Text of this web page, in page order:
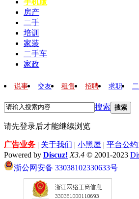
房产
二手
培训
家装
二手车
家政
说事 交友 租售 招聘 求职
搜索 搜索
请先登录后才能继续浏览
广告业务 | 关于我们 | 小黑屋 | 平台公
Powered by Discuz! X3.4 © 2001-2023
浙公网安备 33038102330633号